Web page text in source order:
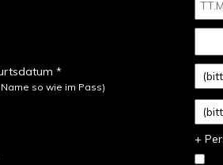
*
so wie im Pass)
+